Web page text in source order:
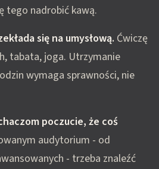
tego nadrobić kawą.
się na umysłową. Ćwiczę
tabata, joga. Utrzymanie
wymaga sprawności, nie
poczucie, że coś
audytorium - od
- trzeba znaleźć